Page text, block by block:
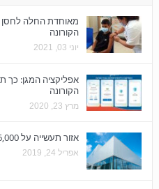
הקורונה
יוני 03, 2021
אפליקציה המגן: כך
הקורונה
מרץ 23, 2020
אזור תעשייה על 6,000 דונם עם מעל 12,000 משרות
אפריל 24, 2019